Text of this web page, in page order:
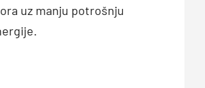
uz manju potrošnju